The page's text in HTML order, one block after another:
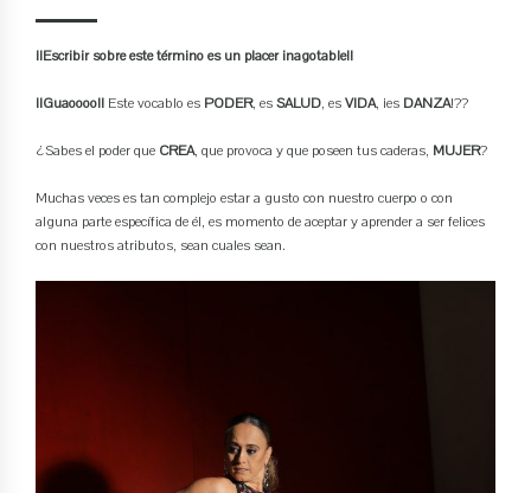
¡¡Escribir sobre este término es un placer inagotable!!
¡¡Guaoooo!! Este vocablo es PODER, esSALUD, esVIDA, ¡es DANZA!??
¿Sabes el poder que CREA, que provoca y que poseen tus caderas, MUJER?
Muchas veces es tan complejo estar a gusto con nuestro cuerpo o con
alguna parte específica de él, es momento de aceptar y aprender a ser felices
con nuestros atributos, sean cuales sean.